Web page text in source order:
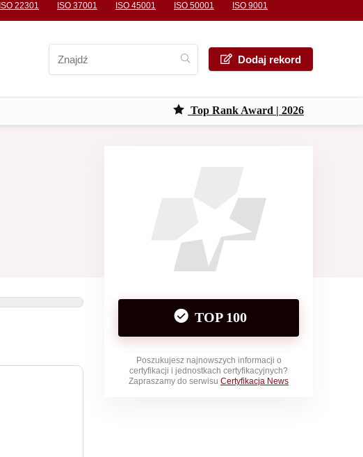
ISO 22301 ISO 37001 ISO 45001 ISO 50001
ISO 9001
Dodaj rekord
Top Rank Award | 2026
TOP 100
Poszukujesz najnowszych informacji o
certyfikacji i jednostkach certyfikacyjnych?
Zapraszamy do serwisu Certyfikacja News